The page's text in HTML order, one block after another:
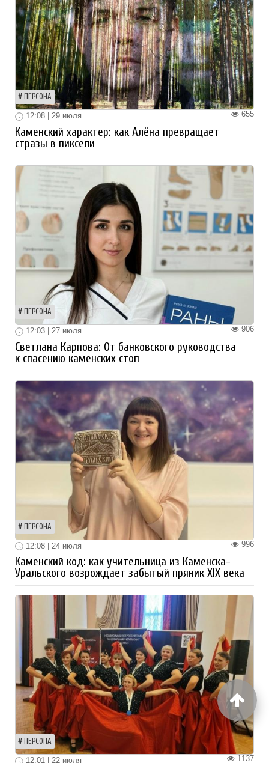
ПЕРСОНА
655
12:08 | 29 июля
Каменский характер: как Алёна превращает
стразы в пиксели
ПЕРСОНА
906
12:03 | 27 июля
Светлана Карпова: От банковского руководства
к спасению каменских стоп
ПЕРСОНА
996
12:08 | 24 июля
Каменский код: как учительница из Каменска-
Уральского возрождает забытый пряник XIX века
ПЕРСОНА
1137
12:01 | 22 июля